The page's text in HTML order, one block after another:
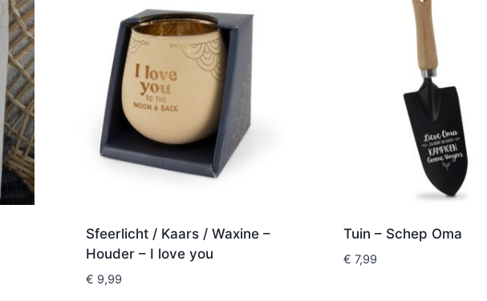
Sfeerlicht / Kaars / Waxine –
Houder – I love you
€ 9,99
Tuin – Schep Oma
€ 7,99